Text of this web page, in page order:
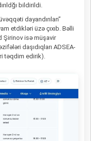
bildirildi.
dayandırılan”
etdikləri üzə çıxıb. Bəlli
Şirinov isə müşavir
daşıdıqları ADSEA-
təqdim edirik).